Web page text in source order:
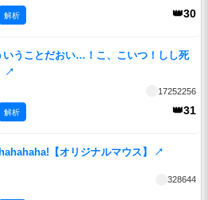
👑30
解析
いうことだおい…！こ、こいつ！しし死
↗
17252256
👑31
解析
【オリジナルマウス】 ↗
328644